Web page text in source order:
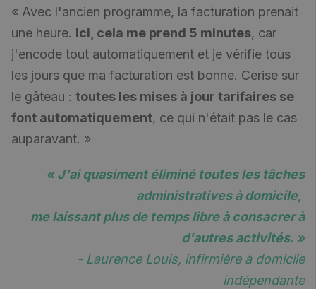
« Avec l'ancien programme, la facturation prenait
une heure. Ici, cela me prend 5 minutes, car
j'encode tout automatiquement et je vérifie tous
les jours que ma facturation est bonne. Cerise sur
le gâteau : toutes les mises à jour tarifaires se
font automatiquement, ce qui n'était pas le cas
auparavant. »
« J'ai quasiment éliminé toutes les tâches
administratives à domicile,
me laissant plus de temps libre à consacrer à
d'autres activités. »
- Laurence Louis, infirmière à domicile
indépendante